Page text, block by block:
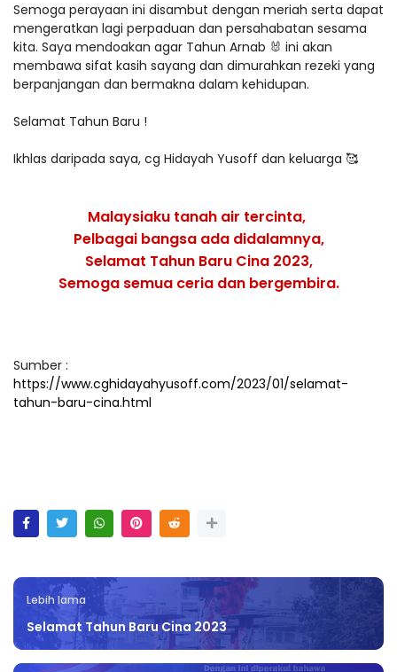
Semoga perayaan ini disambut dengan meriah serta dapat
mengeratkan lagi perpaduan dan persahabatan sesama
kita. Saya mendoakan agar Tahun Arnab 🐰 ini akan
membawa sifat kasih sayang dan dimurahkan rezeki yang
berpanjangan dan bermakna dalam kehidupan.
Selamat Tahun Baru !
Ikhlas daripada saya, cg Hidayah Yusoff dan keluarga 🥰
Malaysiaku tanah air tercinta,
Pelbagai bangsa ada didalamnya,
Selamat Tahun Baru Cina 2023,
Semoga semua ceria dan bergembira.
Sumber :
https://www.cghidayahyusoff.com/2023/01/selamat-
tahun-baru-cina.html
Lebih lama
Selamat Tahun Baru Cina 2023